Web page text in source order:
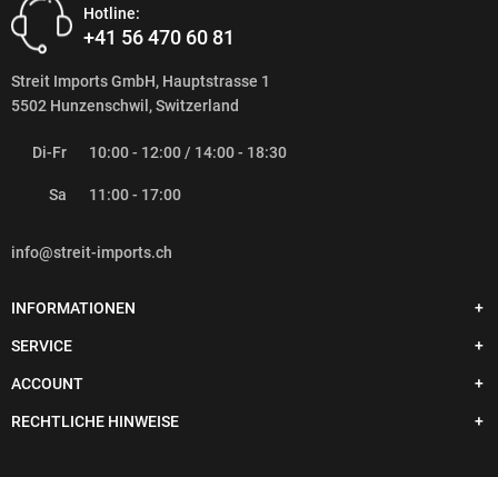
Hotline:
+41 56 470 60 81
Streit Imports GmbH, Hauptstrasse 1
5502 Hunzenschwil, Switzerland
Di-Fr 10:00 - 12:00 / 14:00 - 18:30
Sa 11:00 - 17:00
info@streit-imports.ch
INFORMATIONEN
SERVICE
ACCOUNT
RECHTLICHE HINWEISE